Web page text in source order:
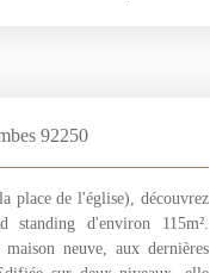
92250
place de l'église), découvrez
d'environ 115m².
neuve, aux dernières